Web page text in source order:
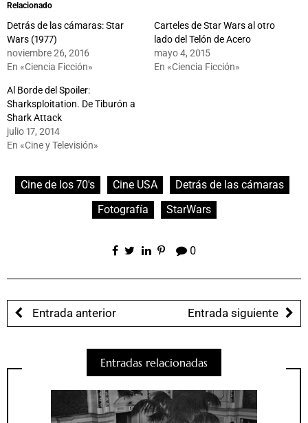
Relacionado
Detrás de las cámaras: Star
Wars (1977)
noviembre 26, 2016
En «Ciencia Ficción»
Carteles de Star Wars al otro
lado del Telón de Acero
mayo 4, 2015
En «Ciencia Ficción»
Al Borde del Spoiler:
Sharksploitation. De Tiburón a
Shark Attack
julio 17, 2014
En «Cine y Televisión»
Cine de los 70's Cine USA
Detrás de las cámaras
Fotografía
StarWars
0
Entrada anterior Entrada siguiente
Entradas relacionadas